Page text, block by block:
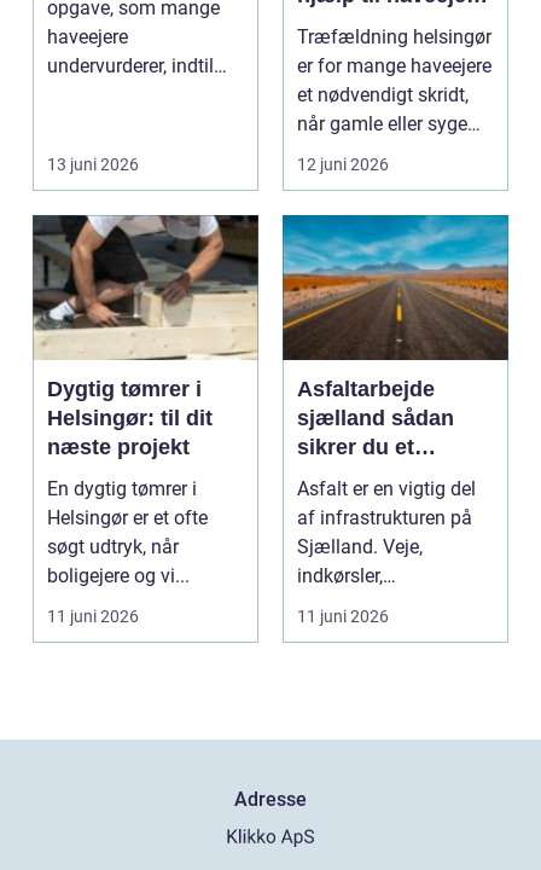
opgave, som mange
haveejere
undervurderer, indtil
13 juni 2026
og virksomheder
Træfældning helsingør
er for mange haveejere
et nødvendigt skridt,
når gamle eller syge
træer skaber...
12 juni 2026
Dygtig tømrer i
Helsingør: til dit
næste projekt
En dygtig tømrer i
Helsingør er et ofte
søgt udtryk, når
boligejere og vi...
11 juni 2026
Asfaltarbejde
sjælland sådan
sikrer du et
holdbart resultat
Asfalt er en vigtig del
af infrastrukturen på
Sjælland. Veje,
indkørsler,
parkeringspladser og
stier...
11 juni 2026
Adresse